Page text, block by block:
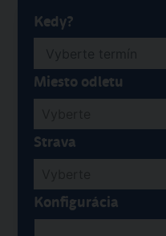
Kedy?
Miesto odletu
Strava
Konfigurácia